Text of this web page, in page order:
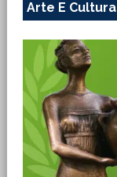
Arte E Cultura